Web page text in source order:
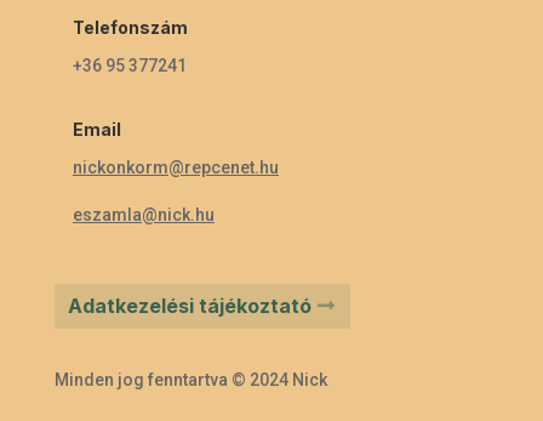
Telefonszám
+36 95 377241
Email
nickonkorm@repcenet.hu
eszamla@nick.hu
Adatkezelési tájékoztató
Minden jog fenntartva © 2024 Nick